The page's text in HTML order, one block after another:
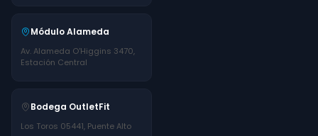
Módulo Alameda
Av. Alameda O'Higgins 3470,
Estación Central
Bodega OutletFit
Los Toros 05441, Puente Alto